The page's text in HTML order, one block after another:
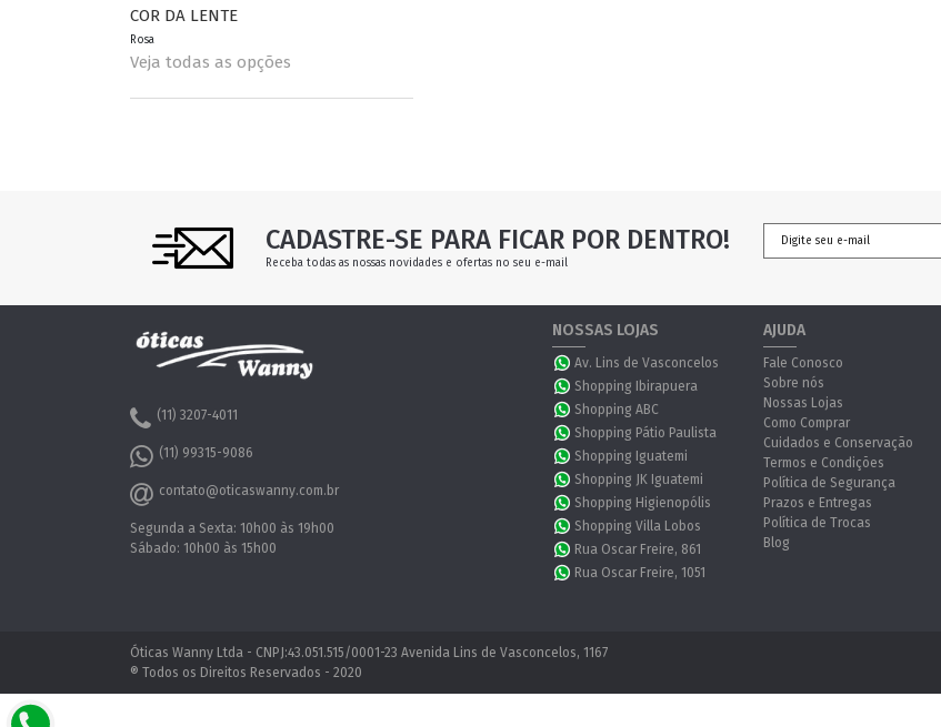
COR DA LENTE
Rosa
Veja todas as opções
CADASTRE-SE PARA FICAR POR DENTRO!
Receba todas as nossas novidades e ofertas no seu e-mail
(11) 3207-4011
(11) 99315-9086
contato@oticaswanny.com.br
Segunda a Sexta: 10h00 às 19h00
Sábado: 10h00 às 15h00
NOSSAS LOJAS
Av. Lins de Vasconcelos
Shopping Ibirapuera
Shopping ABC
Shopping Pátio Paulista
Shopping Iguatemi
Shopping JK Iguatemi
Shopping Higienopólis
Shopping Villa Lobos
Rua Oscar Freire, 861
Rua Oscar Freire, 1051
AJUDA
Fale Conosco
Sobre nós
Nossas Lojas
Como Comprar
Cuidados e Conservação
Termos e Condições
Política de Segurança
Prazos e Entregas
Política de Trocas
Blog
Óticas Wanny Ltda - CNPJ:43.051.515/0001-23 Avenida Lins de Vasconcelos, 1167
® Todos os Direitos Reservados - 2020